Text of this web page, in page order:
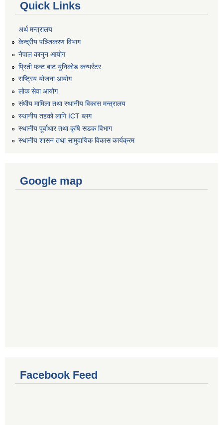
Quick Links
अर्थ मन्त्रालय
केन्द्रीय पञ्जिकरण विभाग
नेपाल कानुन आयोग
प्रिती फन्ट बाट युनिकोड कन्भर्रटर
राष्ट्रिय योजना आयोग
लोक सेवा आयोग
संघीय मामिला तथा स्थानीय विकास मन्त्रालय
स्थानीय तहको लागि ICT ब्लग
स्थानीय पूर्वाधार तथा कृषि सडक विभाग
स्थानीय शासन तथा सामुदायिक विकास कार्यक्रम
Google map
Facebook Feed